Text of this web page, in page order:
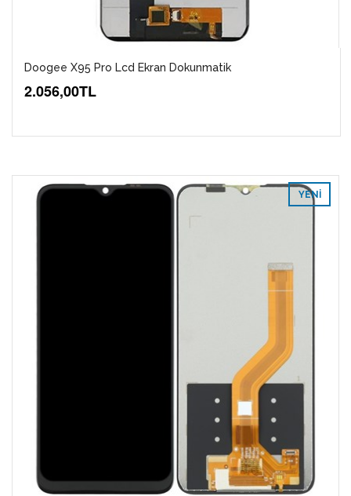
Doogee X95 Pro Lcd Ekran Dokunmatik
2.056,00TL
YENI